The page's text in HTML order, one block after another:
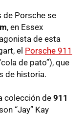
de Porsche se
, en Essex
de esta
el Porsche 911
de pato”), que
de historia.
colección de 911
“Jay” Kay